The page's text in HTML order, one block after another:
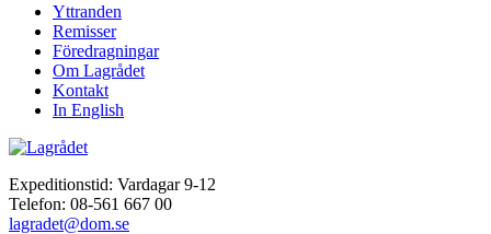
Yttranden
Remisser
Föredragningar
Om Lagrådet
Kontakt
In English
Expeditionstid: Vardagar 9-12
Telefon: 08-561 667 00
lagradet@dom.se